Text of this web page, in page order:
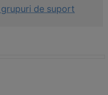
de suport